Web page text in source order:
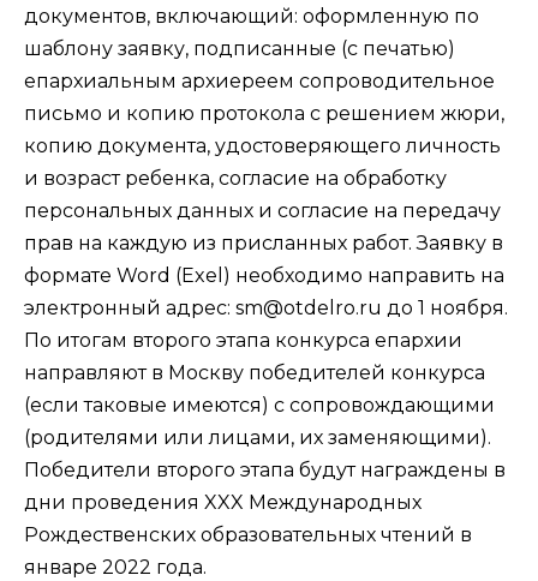
документов, включающий: оформленную по
шаблону заявку, подписанные (с печатью)
епархиальным архиереем сопроводительное
письмо и копию протокола с решением жюри,
копию документа, удостоверяющего личность
и возраст ребенка, согласие на обработку
персональных данных и согласие на передачу
прав на каждую из присланных работ. Заявку в
формате Word (Exel) необходимо направить на
электронный адрес: sm@otdelro.ru до 1 ноября.
По итогам второго этапа конкурса епархии
направляют в Москву победителей конкурса
(если таковые имеются) с сопровождающими
(родителями или лицами, их заменяющими).
Победители второго этапа будут награждены в
дни проведения XXX Международных
Рождественских образовательных чтений в
январе 2022 года.